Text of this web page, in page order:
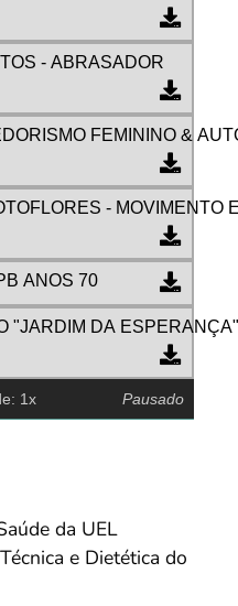
- ABRASADOR
FEMININO &
- MOVIMENTO
ANOS 70
"JARDIM DA ESPERANÇA"
1x Pausado
da UEL
e Dietética do